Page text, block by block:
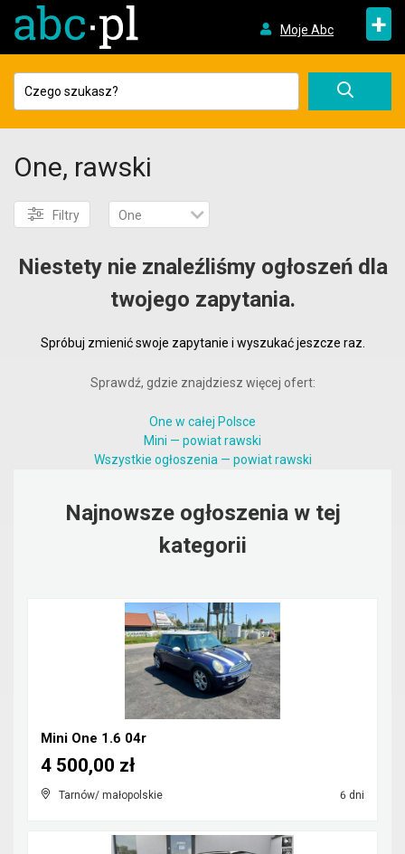
Moje Abc +
One, rawski
Filtry One
Niestety nie znaleźliśmy ogłoszeń dla
twojego zapytania.
Spróbuj zmienić swoje zapytanie i wyszukać jeszcze raz.
Sprawdź, gdzie znajdziesz więcej ofert:
One w całej Polsce
Mini — powiat rawski
Wszystkie ogłoszenia — powiat rawski
Najnowsze ogłoszenia w tej
kategorii
Mini One 1.6 04r
Tarnów/ małopolskie 6 dni
4 500,00 zł